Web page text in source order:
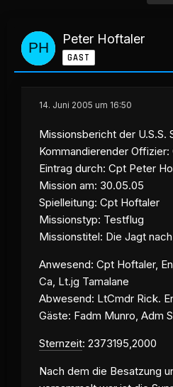
Peter Hoftaler
GAST
14. Juni 2005 um 16:50
Missionsbericht der U.S.S.
Kommandierender
Eintrag durch: Cpt Peter
Mission am: 30.05.05
Spielleitung: Cpt Hoftaler
Missionstyp: Testflug
Missionstitel: Die Jagt
Anwesend: Cpt Hoftaler,
Ca, Lt.jg Tamalane
Abwesend: LtCmdr Rick.
Gäste: Fadm Munro, Adm
Sternzeit: 2373195,2000
Nach dem die Besatzung